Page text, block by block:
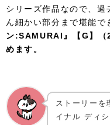
シリーズ作品なので、過
ん細かい部分まで堪能で
ン:SAMURAI』【G】（
めます。
ストーリー
イナル ディ